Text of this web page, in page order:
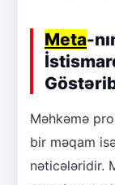
Meta-
Məhkəmə
bir məqam
nəticələridir.